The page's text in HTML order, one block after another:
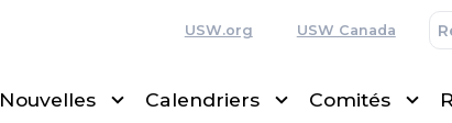
USW.org USW Canada
Nouvelles Calendriers Comités